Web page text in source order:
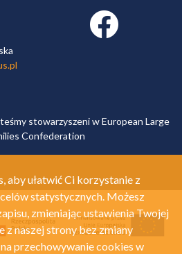
Facebook link
stowarzyszeni w European Large
Confederation
aby ułatwić Ci korzystanie z
statystycznych. Możesz
zmieniając ustawienia Twojej
naszej strony bez zmiany
przechowywanie cookies w